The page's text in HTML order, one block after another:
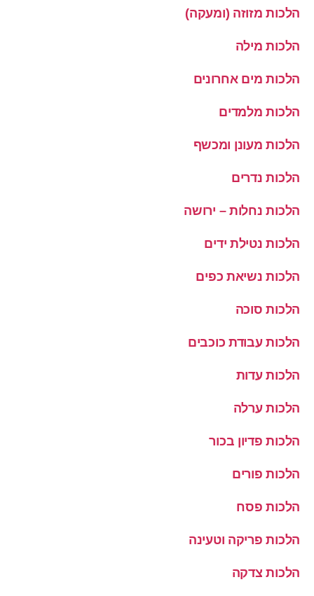
הלכות מזוזה (ומעקה)
הלכות מילה
הלכות מים אחרונים
הלכות מלמדים
הלכות מעונן ומכשף
הלכות נדרים
הלכות נחלות – ירושה
הלכות נטילת ידים
הלכות נשיאת כפים
הלכות סוכה
הלכות עבודת כוכבים
הלכות עדות
הלכות ערלה
הלכות פדיון בכור
הלכות פורים
הלכות פסח
הלכות פריקה וטעינה
הלכות צדקה